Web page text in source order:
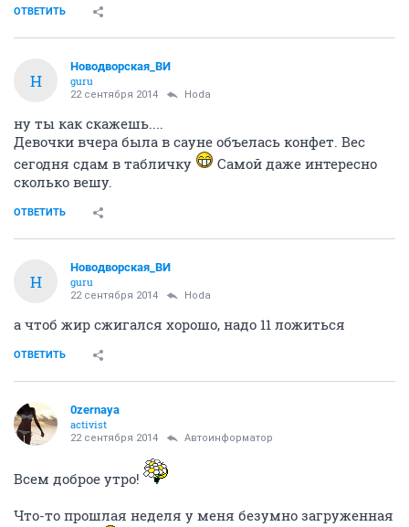
ОТВЕТИТЬ
Н
Новодворcкая_ВИ
guru
22 сентября 2014 Hoda
ну ты как скажешь....
Девочки вчера была в сауне объелась конфет. Вес
сегодня сдам в табличку
Самой даже интересно
сколько вешу.
ОТВЕТИТЬ
Н
Новодворcкая_ВИ
guru
22 сентября 2014 Hoda
а чтоб жир сжигался хорошо, надо 11 ложиться
ОТВЕТИТЬ
0zernaya
activist
22 сентября 2014 Автоинформатор
Всем доброе утро!
Что-то прошлая неделя у меня безумно загруженная